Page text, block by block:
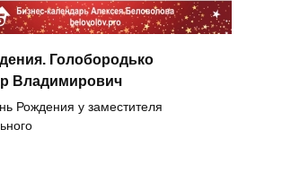
Голобородько
Владимирович
Рождения у заместителя